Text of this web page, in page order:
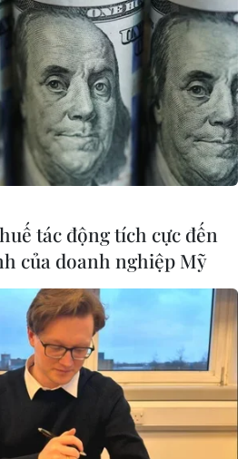
tác động tích cực đến
của doanh nghiệp Mỹ